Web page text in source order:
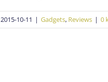
2015-10-11 | Gadgets, Reviews | 0